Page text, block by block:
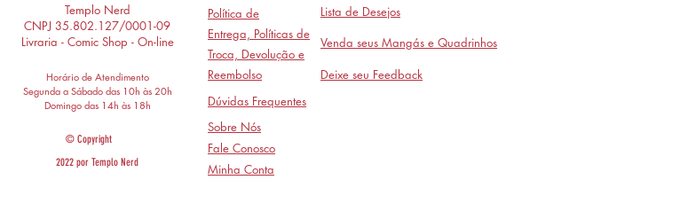
Templo Nerd
CNPJ 35.802.127/0001-09
Livraria - Comic Shop - On-line
Horário de Atendimento
Segunda a Sábado das 10h às 20h
Domingo das 14h às 18h
2022 por Templo Nerd
© Copyright
Política de
Entrega, Políticas de
Troca, Devolução e
Reembolso
Lista de Desejos
Venda seus Mangás e Quadrinhos
Deixe seu Feedback
Dúvidas Frequentes
Sobre Nós
Fale Conosco
Minha Conta